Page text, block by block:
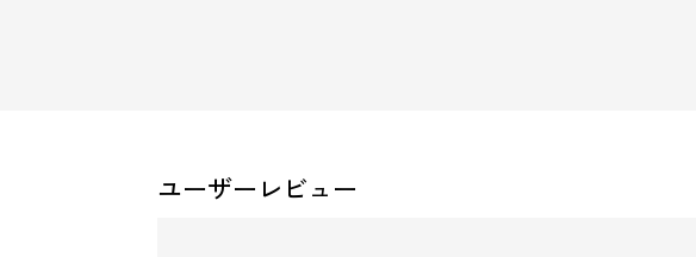
ユーザーレビュー